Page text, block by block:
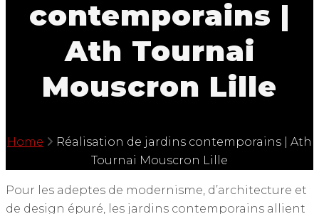
contemporains |
Ath Tournai
Mouscron Lille
Home
Réalisation de jardins contemporains | Ath
Tournai Mouscron Lille
Pour les adeptes de modernisme, d’architecture et
de design épuré, les jardins contemporains allient